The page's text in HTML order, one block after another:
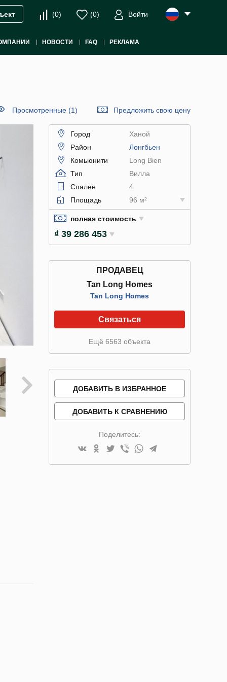
(0) (0) Войти
НОВОСТИ FAQ РЕКЛАМА
Просмотренные (1) Предложить свою цену
Город
Ханой
Район
Лонгбьен
Комьюнити
Long Bien
Тип
Вилла
Спален
4
Площадь
96 м²
полная стоимость
₫ 39 286 453
ПРОДАВЕЦ
Tan Long Homes
Tan Long Homes
Связаться
Ещё 6563 объекта
ДОБАВИТЬ В ИЗБРАННОЕ
ДОБАВИТЬ К СРАВНЕНИЮ
Поделитесь: